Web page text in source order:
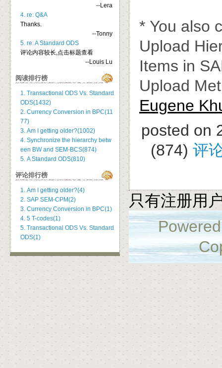
* You also
Upload
Items in
Upload
Eugene
posted on
(874) 评
只有注册用
--Lera
4. re: Q&A
Thanks.
--Tonny
5. re: A Standard ODS
评论内容较长,点击标题查看
--Louis Lu
阅读排行榜
1. Transactional ODS Vs. Standard
ODS(1432)
2. Currency Conversion in BPC(11
77)
3. Am I getting older?(1002)
4. Synchronize the hierarchy betw
een BW and SEM-BCS(874)
5. A Standard ODS(810)
评论排行榜
1. Am I getting older?(4)
2. SAP SEM-CPM(2)
3. Currency Conversion in BPC(1)
4. 5 T-codes(1)
5. Transactional ODS Vs. Standard
ODS(1)